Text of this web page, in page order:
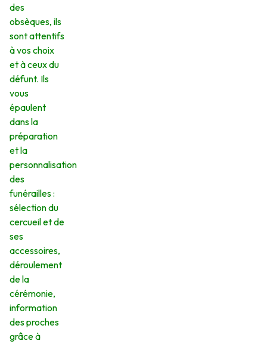
des
obsèques, ils
sont attentifs
à vos choix
et à ceux du
défunt. Ils
vous
épaulent
dans la
préparation
et la
personnalisation
des
funérailles :
sélection du
cercueil et de
ses
accessoires,
déroulement
de la
cérémonie,
information
des proches
grâce à